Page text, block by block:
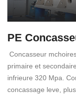
PE
Concasseur
primaire et
infrieure 320 Mpa.
concassage leve,